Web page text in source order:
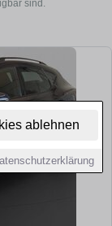
ablehnen
sind.